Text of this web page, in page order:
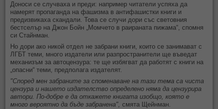
Доноси се случваха и преди: например читатели успяха да
намерят пропаганда на фашизма в антифашистки книги и
предизвикаха скандали. Това се случи дори със световния
бестселър на Джон Бойн „Момчето в раираната пижама“, спомня
си Стайнман.
Но дори ако никой отдел не забрани книги, които се занимават с
ЛГБТ теми, много издатели или разпространители ще въведат
механизъм за автоцензура: те ще избягват да работят с книги на
„опасни“ теми, предполага издателят.
"Според мен забраните за споменаване на тази тема са чиста
цензура и нашето издателство определено няма да цензурира
автори. По-добре е да откажете книгата изобщо, която е
много вероятно да бъде забранена", смята Щейнман.